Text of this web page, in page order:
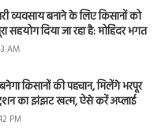
व्यवसाय बनाने के लिए किसानों को
सहयोग दिया जा रहा है: मोहिंदर भगत
AM
किसानों की पहचान, मिलेंगे भरपूर
का झंझट खत्म, ऐसे करें अप्लाई
PM